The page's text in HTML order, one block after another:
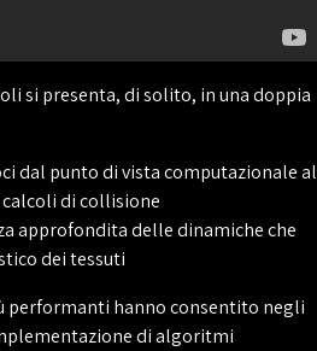
si presenta, di solito, in una doppia
dal punto di vista computazionale al
calcoli di collisione
approfondita delle dinamiche che
dei tessuti
performanti hanno consentito negli
di algoritmi